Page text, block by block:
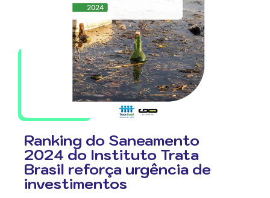
Ranking do Saneamento
2024 do Instituto Trata
Brasil reforça urgência de
investimentos